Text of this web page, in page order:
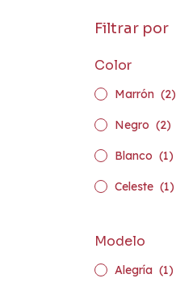
Filtrar por
Color
Marrón (2)
Negro (2)
Blanco (1)
Celeste (1)
Modelo
Alegría (1)